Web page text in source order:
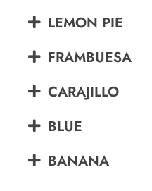
LEMON PIE
FRAMBUESA
CARAJILLO
BLUE
BANANA